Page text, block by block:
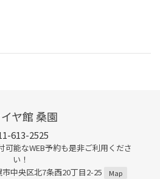
ヤ館 桑園
613-2525
能なWEB予約も是非ご利用くださ
い！
中央区北7条西20丁目2-25
Map